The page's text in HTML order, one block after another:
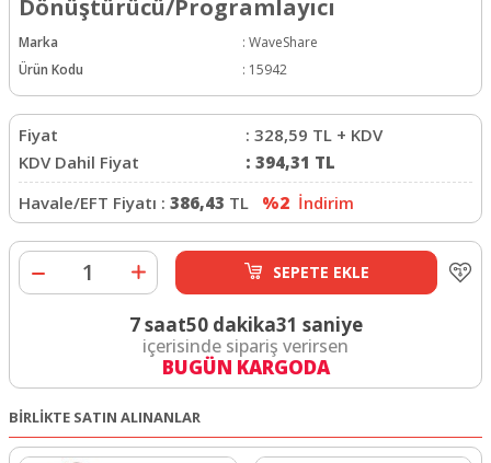
Dönüştürücü/Programlayıcı
Marka : WaveShare
Ürün Kodu
: 15942
Fiyat : 328,59 TL + KDV
KDV Dahil Fiyat
: 394,31 TL
Havale/EFT Fiyatı : 386,43 TL %2 İndirim
SEPETE EKLE
7 saat50 dakika30 saniye
içerisinde sipariş verirsen
BUGÜN KARGODA
BİRLİKTE SATIN ALINANLAR